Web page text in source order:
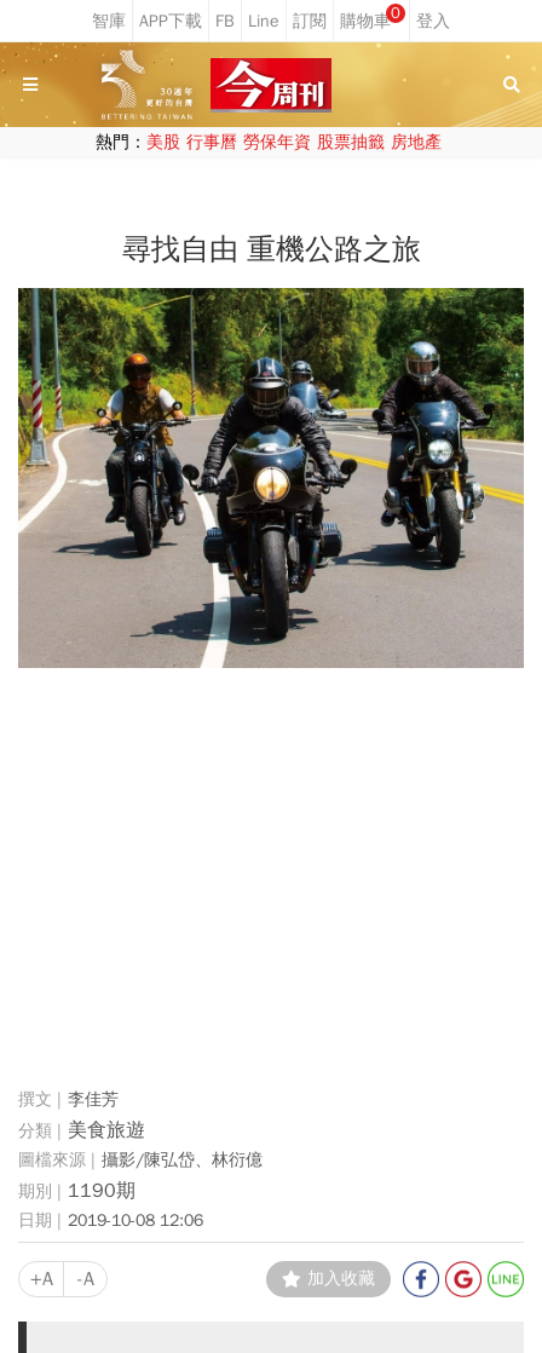
0
熱門： 美股 行事曆 勞保年資 股票抽籤 房地產
尋找自由 重機公路之旅
李佳芳
美食旅遊
攝影/陳弘岱、林衍億
1190期
2019-10-08 12:06
+A -A 加入收藏